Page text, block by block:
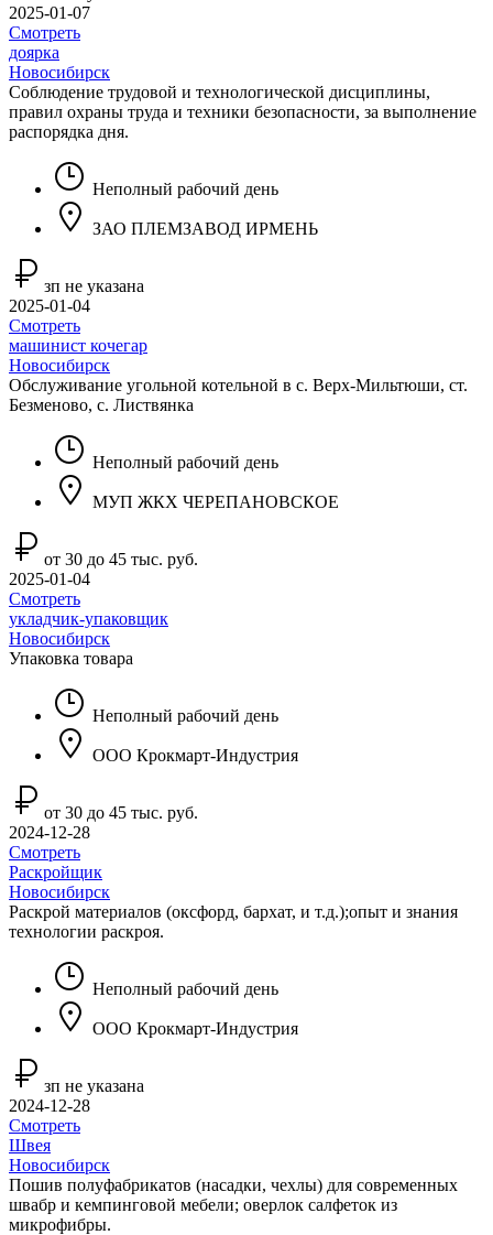
2025-01-07
Смотреть
доярка
Новосибирск
Соблюдение трудовой и технологической дисциплины,
правил охраны труда и техники безопасности, за выполнение
распорядка дня.
Неполный рабочий день
ЗАО ПЛЕМЗАВОД ИРМЕНЬ
зп не указана
2025-01-04
Смотреть
машинист кочегар
Новосибирск
Обслуживание угольной котельной в с. Верх-Мильтюши, ст.
Безменово, с. Листвянка
Неполный рабочий день
МУП ЖКХ ЧЕРЕПАНОВСКОЕ
от 30 до 45 тыс. руб.
2025-01-04
Смотреть
укладчик-упаковщик
Новосибирск
Упаковка товара
Неполный рабочий день
ООО Крокмарт-Индустрия
от 30 до 45 тыс. руб.
2024-12-28
Смотреть
Раскройщик
Новосибирск
Раскрой материалов (оксфорд, бархат, и т.д.);опыт и знания
технологии раскроя.
Неполный рабочий день
ООО Крокмарт-Индустрия
зп не указана
2024-12-28
Смотреть
Швея
Новосибирск
Пошив полуфабрикатов (насадки, чехлы) для современных
швабр и кемпинговой мебели; оверлок салфеток из
микрофибры.